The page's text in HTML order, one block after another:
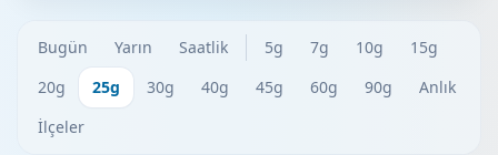
Bugün Yarın Saatlik 5g 7g 10g
15g
20g
25g 30g 40g 45g 60g 90g
Anlık
İlçeler